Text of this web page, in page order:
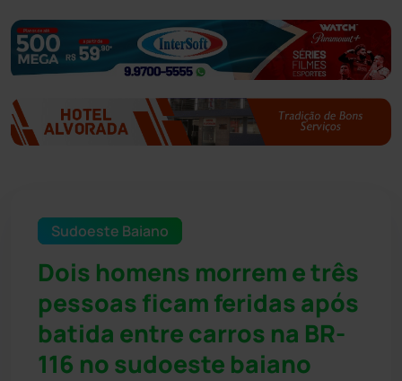
Sudoeste Baiano
Dois homens morrem e três
pessoas ficam feridas após
batida entre carros na BR-
116 no sudoeste baiano